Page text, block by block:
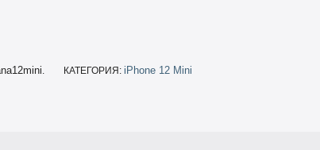
. КАТЕГОРИЯ: iPhone 12 Mini